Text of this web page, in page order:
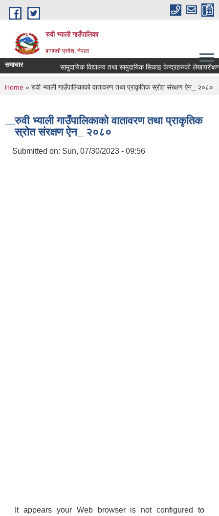
Skip to main content
रुवी भ्याली गाउँपालिका
बागमती प्रदेश, नेपाल
समाचार सामुदायिक विद्यालय तथा सामुदायिक सिकाइ केन्द्रहरुको
You are here
Home » रुवी भ्याली गाउँपालिकाको वातावरण तथा प्राकृतिक स्रोत संरक्षण ऐन_ २०८०
रुवी भ्याली गाउँपालिकाको वातावरण तथा प्राकृतिक
स्रोत संरक्षण ऐन_ २०८०
Submitted on: Sun, 07/30/2023 - 09:56
It appears your Web browser is not configured to